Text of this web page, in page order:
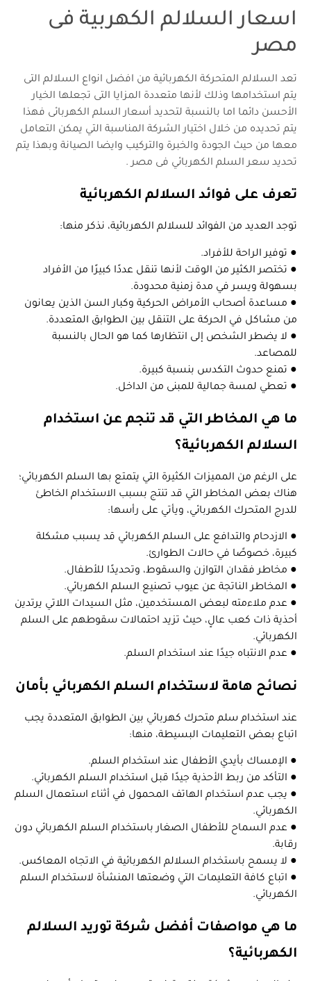
اسعار السلالم الكهربية فى
مصر
تعد السلالم المتحركة الكهربائية من افضل انواع السلالم التى
يتم استخدامها وذلك لأنها متعددة المزايا التى تجعلها الخيار
الأحسن دائما اما بالنسبة لتحديد أسعار السلم الكهربائى فهذا
يتم تحديده من خلال اختيار الشركة المناسبة التي يمكن التعامل
معها من حيث الجودة والخبرة والتركيب وايضا الصيانة وبهذا يتم
تحديد سعر السلم الكهربائي فى مصر .
تعرف على فوائد السلالم الكهربائية
توجد العديد من الفوائد للسلالم الكهربائية، نذكر منها:
● توفير الراحة للأفراد.
● تختصر الكثير من الوقت لأنها تنقل عددًا كبيرًا من الأفراد
بسهولة ويسر في مدة زمنية محدودة.
● مساعدة أصحاب الأمراض الحركية وكبار السن الذين يعانون
من مشاكل في الحركة على التنقل بين الطوابق المتعددة.
● لا يضطر الشخص إلى انتظارها كما هو الحال بالنسبة
للمصاعد.
● تمنع حدوث التكدس بنسبة كبيرة.
● تعطي لمسة جمالية للمبنى من الداخل.
ما هي المخاطر التي قد تنجم عن استخدام
السلالم الكهربائية؟
على الرغم من المميزات الكثيرة التي يتمتع بها السلم الكهربائي؛
هناك بعض المخاطر التي قد تنتج بسبب الاستخدام الخاطئ
للدرج المتحرك الكهربائي، ويأتي على رأسها:
● الازدحام والتدافع على السلم الكهربائي قد يسبب مشكلة
كبيرة، خصوصًا في حالات الطوارئ.
● مخاطر فقدان التوازن والسقوط، وتحديدًا للأطفال.
● المخاطر الناتجة عن عيوب تصنيع السلم الكهربائي.
● عدم ملاءمته لبعض المستخدمين، مثل السيدات اللاتي يرتدين
أحذية ذات كعب عالٍ، حيث تزيد احتمالات سقوطهم على السلم
الكهربائي.
● عدم الانتباه جيدًا عند استخدام السلم.
نصائح هامة لاستخدام السلم الكهربائي بأمان
عند استخدام سلم متحرك كهربائي بين الطوابق المتعددة يجب
اتباع بعض التعليمات البسيطة، منها:
● الإمساك بأيدي الأطفال عند استخدام السلم.
● التأكد من ربط الأحذية جيدًا قبل استخدام السلم الكهربائي.
● يجب عدم استخدام الهاتف المحمول في أثناء استعمال السلم
الكهربائي.
● عدم السماح للأطفال الصغار باستخدام السلم الكهربائي دون
رقابة.
● لا يسمح باستخدام السلالم الكهربائية في الاتجاه المعاكس.
● اتباع كافة التعليمات التي وضعتها المنشأة لاستخدام السلم
الكهربائي.
ما هي مواصفات أفضل شركة توريد السلالم
الكهربائية؟